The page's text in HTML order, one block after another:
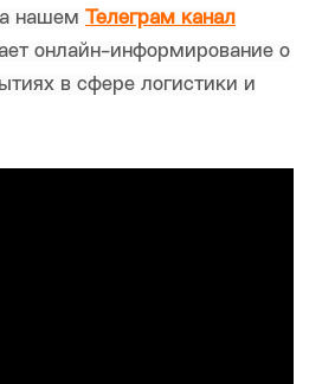
нашем Телеграм канал
онлайн-информирование о
в сфере логистики и